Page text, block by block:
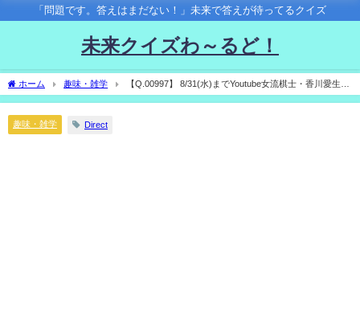
「問題です。答えはまだない！」未来で答えが待ってるクイズ
未来クイズわ～るど！
ホーム 趣味・雑学
【Q.00997】 8/31(水)までYoutube女流棋士・香川愛生チ
ャンネルで行われる 「夏の将棋ウォーズ100勝チャレンジ」の結果は？
趣味・雑学 Direct